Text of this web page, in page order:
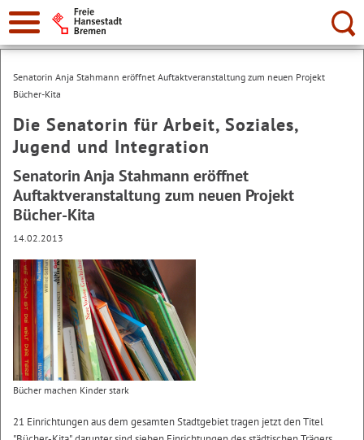
Suche:
Senatorin Anja Stahmann eröffnet Auftaktveranstaltung zum neuen Projekt
Bücher-Kita
Die Senatorin für Arbeit, Soziales,
Jugend und Integration
Senatorin Anja Stahmann eröffnet
Auftaktveranstaltung zum neuen Projekt
Bücher-Kita
14.02.2013
Bücher machen Kinder stark
21 Einrichtungen aus dem gesamten Stadtgebiet tragen jetzt den Titel